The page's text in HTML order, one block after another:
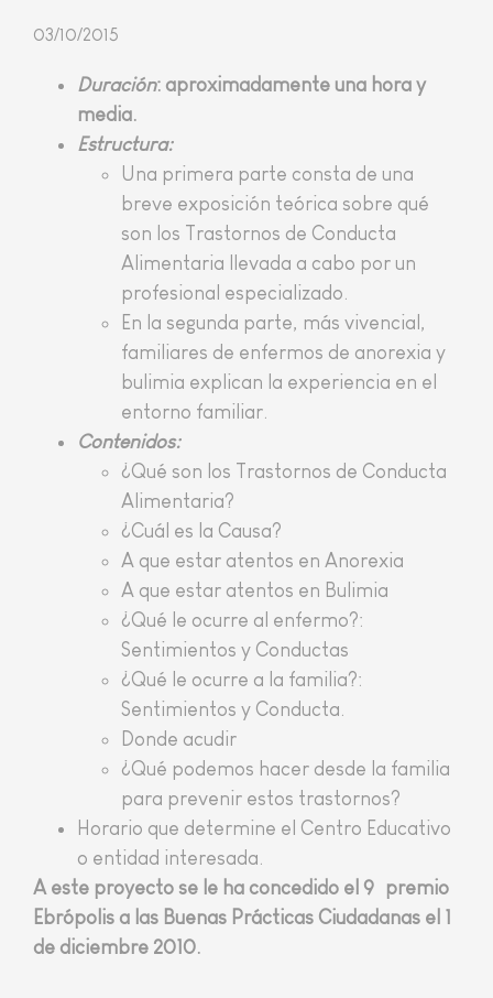
03/10/2015
Duración: aproximadamente una hora y
media.
Estructura:
Una primera parte consta de una
breve exposición teórica sobre qué
son los Trastornos de Conducta
Alimentaria llevada a cabo por un
profesional especializado.
En la segunda parte, más vivencial,
familiares de enfermos de anorexia y
bulimia explican la experiencia en el
entorno familiar.
Contenidos:
¿Qué son los Trastornos de Conducta
Alimentaria?
¿Cuál es la Causa?
A que estar atentos en Anorexia
A que estar atentos en Bulimia
¿Qué le ocurre al enfermo?:
Sentimientos y Conductas
¿Qué le ocurre a la familia?:
Sentimientos y Conducta.
Donde acudir
¿Qué podemos hacer desde la familia
para prevenir estos trastornos?
Horario que determine el Centro Educativo
o entidad interesada.
A este proyecto se le ha concedido el 9º premio
Ebrópolis a las Buenas Prácticas Ciudadanas el 1
de diciembre 2010.